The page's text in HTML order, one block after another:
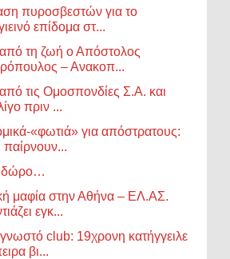
πυροσβεστών για το
επίδομα στ...
τη ζωή ο Απόστολος
– Ανακοπ...
τις Ομοσπονδίες Σ.Α. και
πριν ...
«φωτιά» για απόστρατους:
παίρνουν...
δώρο…
μαφία στην Αθήνα – ΕΛ.ΑΣ.
εγκ...
club: 19χρονη κατήγγειλε
βι...